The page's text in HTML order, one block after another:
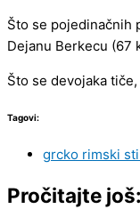
Što se pojedinačnih
Dejanu Berkecu (67
Što se devojaka
Tagovi:
grcko rimski
Pročitajte još: